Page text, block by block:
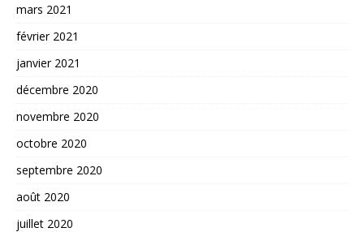
mars 2021
février 2021
janvier 2021
décembre 2020
novembre 2020
octobre 2020
septembre 2020
août 2020
juillet 2020